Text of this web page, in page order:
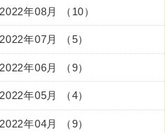
2022年08月 （10）
2022年07月 （5）
2022年06月 （9）
2022年05月 （4）
2022年04月 （9）